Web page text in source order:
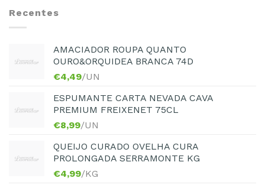
Recentes
AMACIADOR ROUPA QUANTO
OURO&ORQUIDEA BRANCA 74D
€4,49/UN
ESPUMANTE CARTA NEVADA CAVA
PREMIUM FREIXENET 75CL
€8,99/UN
QUEIJO CURADO OVELHA CURA
PROLONGADA SERRAMONTE KG
€4,99/KG